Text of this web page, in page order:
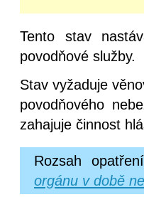
Tento stav
povodňové služby.
Stav vyžaduje
povodňového
zahajuje činnost
Rozsah
orgánu v době